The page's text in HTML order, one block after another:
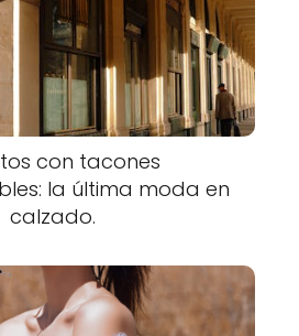
con tacones
la última moda en
calzado.